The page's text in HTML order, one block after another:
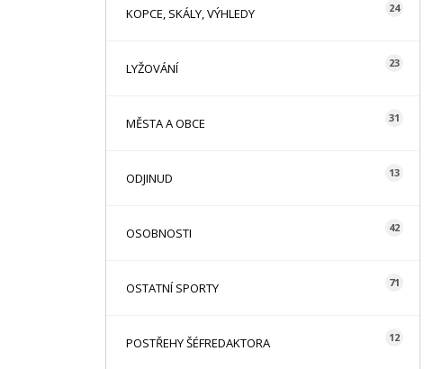
KOPCE, SKÁLY, VÝHLEDY 24
LYŽOVÁNÍ 23
MĚSTA A OBCE 31
ODJINUD 13
OSOBNOSTI 42
OSTATNÍ SPORTY 71
POSTŘEHY ŠÉFREDAKTORA 12